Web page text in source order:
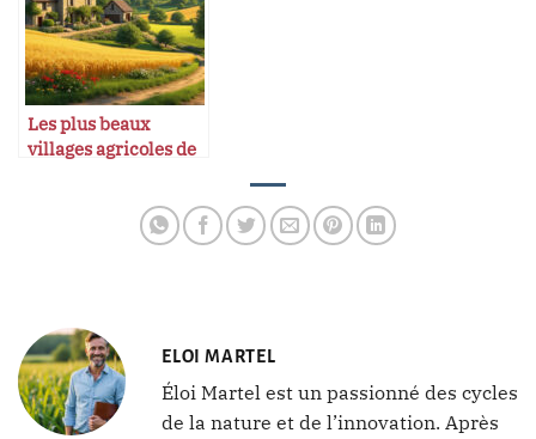
Les plus beaux
villages agricoles de
ELOI MARTEL
Éloi Martel est un passionné des cycles
de la nature et de l’innovation. Après